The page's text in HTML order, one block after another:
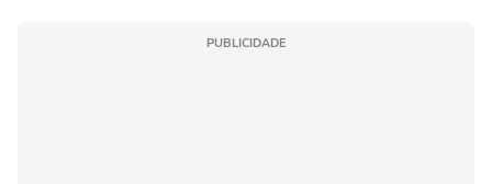
PUBLICIDADE